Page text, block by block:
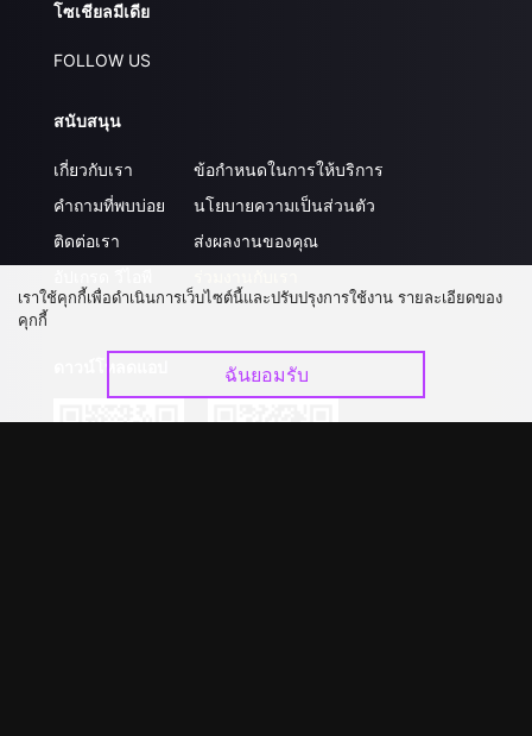
โซเชียลมีเดีย
FOLLOW US
สนับสนุน
เกี่ยวกับเรา
คำถามที่พบบ่อย
ติดต่อเรา
ข้อกำหนดในการให้บริการ
นโยบายความเป็นส่วนตัว
ส่งผลงานของคุณ
เราใช้คุกกี้เพื่อดำเนินการเว็บไซต์นี้และปรับปรุงการใช้งาน รายละเอียดของ
คุกกี้
ฉันยอมรับ